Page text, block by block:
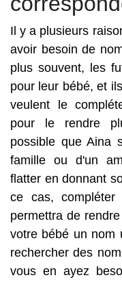
Il y a plusieurs
avoir besoin de
plus souvent, les
pour leur bébé, et
veulent le
pour le rendre
possible que Aina
famille ou d'un
flatter en donnant
ce cas,
permettra de
votre bébé un nom
rechercher des
vous en ayez